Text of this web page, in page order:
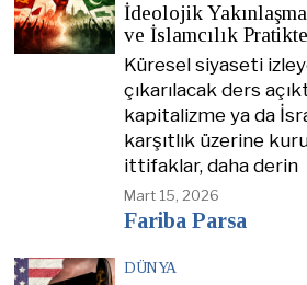
İdeolojik
ve İslamcılık
Küresel siyaseti
çıkarılacak ders
kapitalizme ya da
karşıtlık üzerine
ittifaklar, daha derin
Mart 15, 2026
Fariba Parsa
DÜNYA